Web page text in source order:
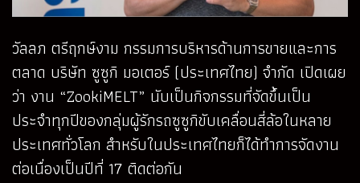
วัลลภ ตรีฤกษ์งาม กรรมการบริหารด้านการขายและการ
ตลาด บริษัท ซูซูกิ มอเตอร์ (ประเทศไทย) จำกัด เปิดเผย
ว่า งาน “ZookiMELT” นับเป็นกิจกรรมที่จัดขึ้นเป็น
ประจำทุกปีของกลุ่มผู้รักรถซูซูกิขับเคลื่อนสี่ล้อในหลาย
ประเทศทั่วโลก สำหรับในประเทศไทยก็ได้ทำการจัดงาน
ต่อเนื่องเป็นปีที่ 17 ติดต่อกัน